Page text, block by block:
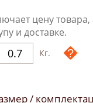
цену
и доставке.
Кг.
/